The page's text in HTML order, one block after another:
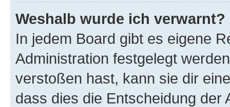
Weshalb wurde ich verwarnt?
In jedem Board gibt es eigene
Administration festgelegt
verstoßen hast, kann sie dir
dass dies die Entscheidung der